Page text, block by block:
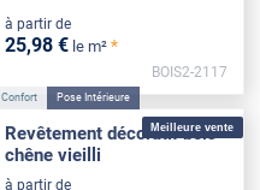
à partir de
25,98 € le m² *
BOIS2-2117
Meilleure vente
Confort Pose Intérieure
Revêtement décoratif bois
chêne vieilli
à partir de